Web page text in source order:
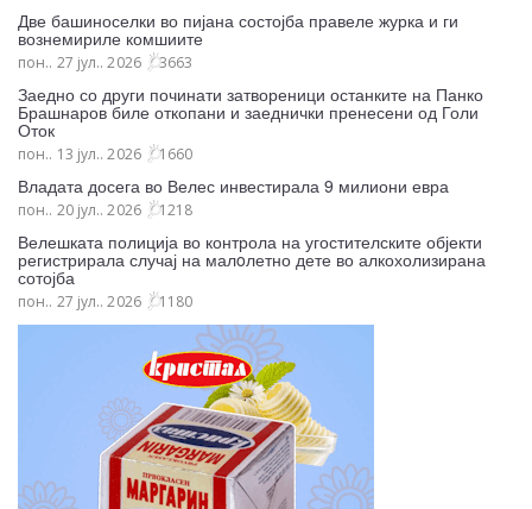
Две башиноселки во пијана состојба правеле журка и ги
вознемириле комшиите
пон.. 27 јул.. 2026 3663
Заедно со други починати затвореници останките на Панко
Брашнаров биле откопани и заеднички пренесени од Голи
Оток
пон.. 13 јул.. 2026 1660
Владата досега во Велес инвестирала 9 милиони евра
пон.. 20 јул.. 2026 1218
Велешката полиција во контрола на угостителските објекти
регистрирала случај на малoлетно дете во алкохолизирана
сотојба
пон.. 27 јул.. 2026 1180